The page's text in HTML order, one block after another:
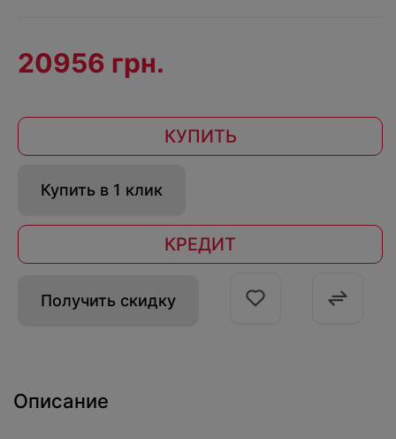
20956 грн.
КУПИТЬ
Купить в 1 клик
КРЕДИТ
Получить скидку
Описание